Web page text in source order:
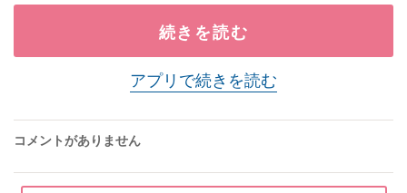
続きを読む
アプリで続きを読む
コメントがありません